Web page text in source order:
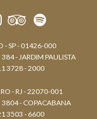
- SP - 01426-000
384 - JARDIM PAULISTA
3728 - 2000
- RJ - 22070-001
3804 - COPACABANA
3503 - 6600